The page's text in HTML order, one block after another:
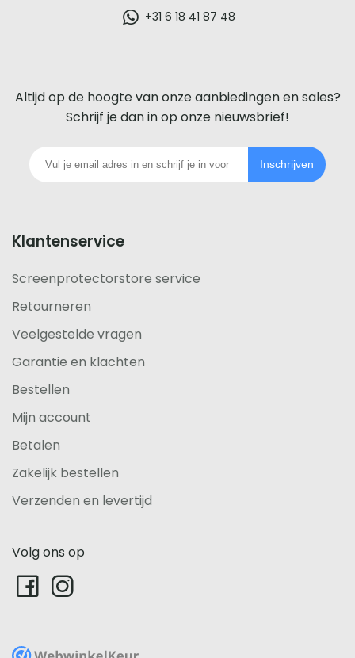
voor
iedere
telefoon
+31 6 18 41 87 48
Altijd op de hoogte van onze aanbiedingen en sales?
Schrijf je dan in op onze nieuwsbrief!
Inschrijven
Klantenservice
Screenprotectorstore service
Retourneren
Veelgestelde vragen
Garantie en klachten
Bestellen
Mijn account
Betalen
Zakelijk bestellen
Verzenden en levertijd
Volg ons op